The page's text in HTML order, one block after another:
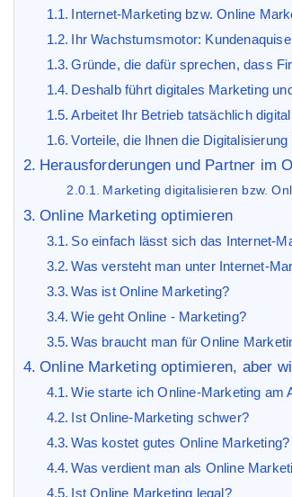
Internet-Marketing bzw. Online
Ihr Wachstumsmotor:
Gründe, die dafür sprechen, dass
Deshalb führt digitales Marketing
Arbeitet Ihr Betrieb tatsächlich
Vorteile, die Ihnen die
Herausforderungen und Partner im
Marketing digitalisieren bzw.
Online Marketing optimieren
So einfach lässt sich das Internet-
Was versteht man unter Internet-
Was ist Online Marketing?
Wie geht Online - Marketing?
Was braucht man für Online
Online Marketing optimieren, aber
Wie starte ich Online-Marketing am
Ist Online-Marketing schwer?
Was kostet gutes Online Marketing?
Was verdient man als Online
Ist Online Marketing legal?